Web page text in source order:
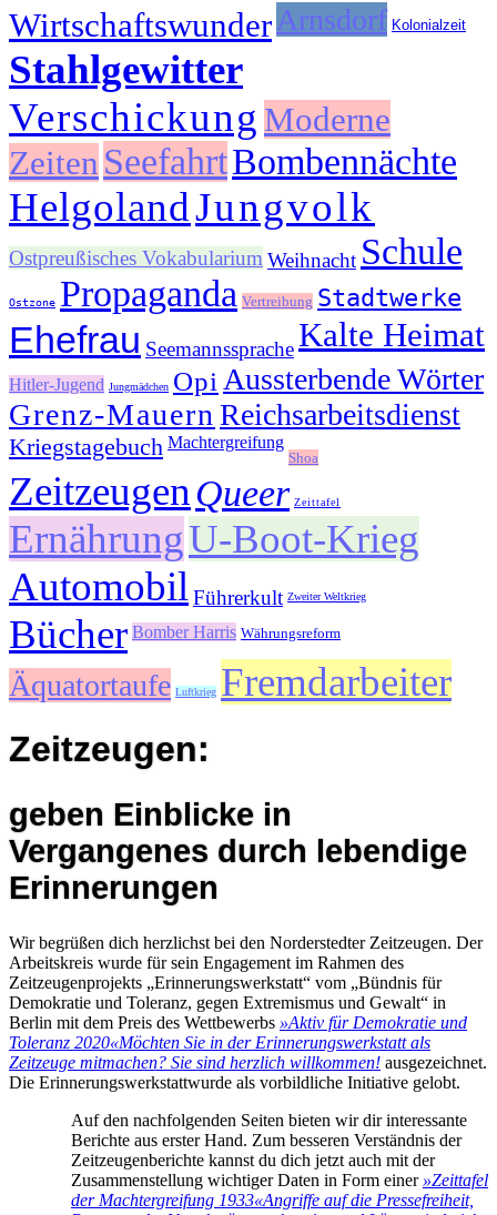
WirtschaftswunderArnsdorf Kolonialzeit
Stahlgewitter
Verschickung Moderne
Zeiten SeefahrtBombennächte
HelgolandJungvolk
Ostpreußisches Vokabularium Weihnacht Schule
Ostzone Propaganda Vertreibung Stadtwerke
Ehefrau Seemannssprache Kalte Heimat
Hitler-Jugend Jungmädchen Opi Aussterbende Wörter
Grenz-MauernReichsarbeitsdienst
Kriegstagebuch Machtergreifung
Shoa
ZeitzeugenQueer Zeittafel
ErnährungU-Boot-Krieg
Automobil Führerkult Zweiter Weltkrieg
Bücher Bomber Harris Währungsreform
Äquatortaufe Luftkrieg Fremdarbeiter
Zeitzeugen:
geben Einblicke in
Vergangenes durch lebendige
Erinnerungen
Wir begrüßen dich herzlichst bei den Norderstedter Zeitzeugen. Der
Arbeitskreis wurde für sein Engagement im Rahmen des
Zeitzeugenprojekts „Erinnerungswerkstatt“ vom „Bündnis für
Demokratie und Toleranz, gegen Extremismus und Gewalt“ in
Berlin mit dem Preis des Wettbewerbs »Aktiv für Demokratie und
Toleranz 2020«Möchten Sie in der Erinnerungswerkstatt als
Zeitzeuge mitmachen? Sie sind herzlich willkommen! ausgezeichnet.
Die Erinnerungswerkstattwurde als vorbildliche Initiative gelobt.
Auf den nachfolgenden Seiten bieten wir dir interessante
Berichte aus erster Hand. Zum besseren Verständnis der
Zeitzeugenberichte kannst du dich jetzt auch mit der
Zusammenstellung wichtiger Daten in Form einer »Zeittafel
der Machtergreifung 1933«Angriffe auf die Pressefreiheit,